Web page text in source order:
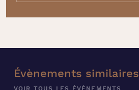
Évènements similaires